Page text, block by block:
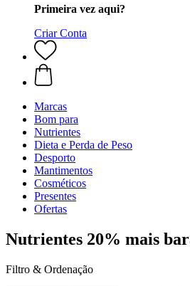
Primeira vez aqui?
Criar Conta
Marcas
Bom para
Nutrientes
Dieta e Perda de Peso
Desporto
Mantimentos
Cosméticos
Presentes
Ofertas
Nutrientes 20% mais
Filtro & Ordenação